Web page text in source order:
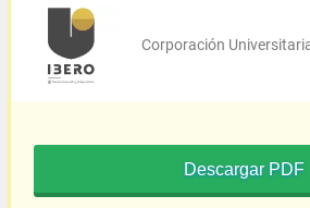
Corporación
Descargar PDF